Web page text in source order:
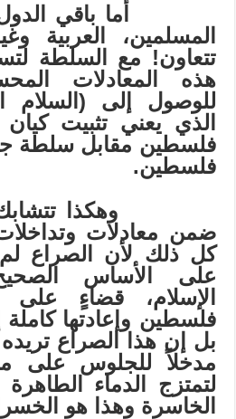
أما باقي الدول
المسلمين، العربية
تتعاون! مع السلطة
هذه المعادلات
للوصول إلى (السلام
الذي يعني تثبيت
فلسطين مقابل سلطة
فلسطين.
وهكذا تتشابك
ضمن معادلات
كل ذلك لأن الصراع
على الأساس
الإسلام، قضاءٍ
فلسطين وإعادتها كاملة
بل إن هذا الصراع
مدخلاً للجلوس على
لتمتزج الدماء
الخاسرة وهذا هو